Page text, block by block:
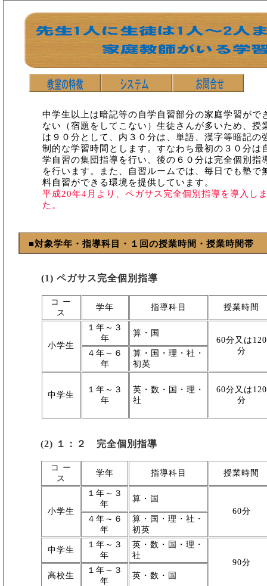
中学生以上は暗記等の自学自習部分の家庭学習がで
ない（宿題をしてこない）生徒さんが多いため、授
は９０分として、内３０分は、単語、漢字等暗記の
制的な学習時間とします。すなわち最初の３０分は
学自習の集団指導を行い、後の６０分は完全個別指
を行います。また、自習ルームでは、毎日でも塾で
料自習ができる環境を提供しています。
平成20年4月より、ペガサス完全個別指導を導入し
た。
■対象学年・指導科目・１回の授業時間・授業時間帯
(1) ペガサス完全個別指導
コ ー
ス
学年 指導科目 授業時間
小学生
１年～３
年
算・国
60分又は120
分
４年～６
年
算・国・理・社・
初英
中学生
１年～３
年
英・数・国・理・
社
60分又は120
分
(2) １：２ 完全個別指導
コ ー
ス
学年 指導科目 授業時間
小学生
１年～３
年
算・国
60分
４年～６
年
算・国・理・社・
初英
中学生
１年～３
年
英・数・国・理・
社
90分
高校生
１年～３
年
英・数・国